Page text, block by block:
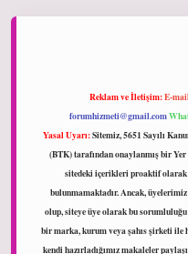
Reklam ve İletişim:E-
forumhizmeti@gmail.com
Yasal Uyarı:Sitemiz, 5651 Sayılı
(BTK) tarafından onaylanmış bir
sitedeki içerikleri proaktif olarak
bulunmamaktadır. Ancak,
olup, siteye üye olarak bu
bir marka, kurum veya şahıs şirketi ile
kendi hazırladığımız makaleler